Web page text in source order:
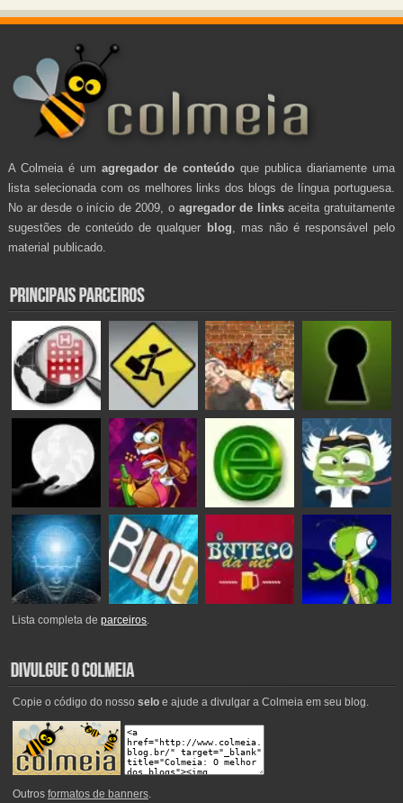
A Colmeia é um agregador de conteúdo que publica diariamente uma
lista selecionada com os melhores links dos blogs de língua portuguesa.
No ar desde o início de 2009, o agregador de linksaceita gratuitamente
sugestões de conteúdo de qualquer blog , mas não é responsável pelo
material publicado.
Lista completa deparceiros.
Copie o código do nosso seloe ajude a divulgar a Colmeia em seu blog.
Outros formatos de banners.